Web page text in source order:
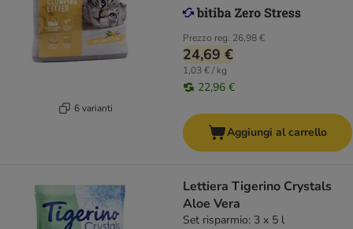
6 varianti
Prezzo reg. 26,98 €
24,69 €
1,03 € / kg
22,96 €
Aggiungi al carrello
Lettiera Tigerino Crystals
Aloe Vera
Set risparmio: 3 x 5 l